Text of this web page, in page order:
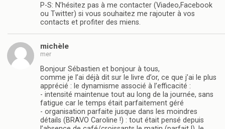
P-S: N’hésitez pas à me contacter (Viadeo,Facebook
ou Twitter) si vous souhaitez me rajouter à vos
contacts et profiter des miens.
michèle
mer
Bonjour Sébastien et bonjour à tous,
comme je l’ai déjà dit sur le livre d’or, ce que j’ai le plus
apprécié : le dynamisme associé à l’efficacité :
- intensité maintenue tout au long de la journée, sans
fatigue car le temps était parfaitement géré
- organisation parfaite jusque dans les moindres
détails (BRAVO Caroline !) : tout était pensé depuis